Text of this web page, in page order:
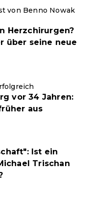
von Benno Nowak
Herzchirurgen?
über seine neue
vor 34 Jahren:
aus
Ist ein
Trischan